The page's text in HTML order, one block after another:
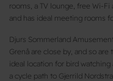
rooms, a TV lounge, free Wi-
and has ideal meeting rooms
Djurs Sommerland
Grenå are close by, and so are
ideal location for bird watching
a cycle path to Gjerrild